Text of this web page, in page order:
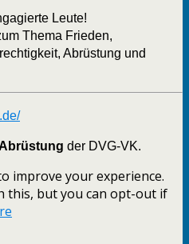
Leute!
Thema Frieden,
Abrüstung und
der DVG-VK.
improve your experience.
this, but you can opt-out if